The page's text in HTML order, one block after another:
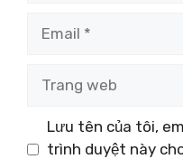
Lưu tên của tôi,
trình duyệt này